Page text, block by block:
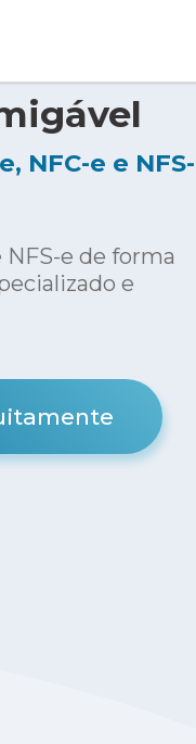
NFC-e e NFS-
NFS-e de forma
e